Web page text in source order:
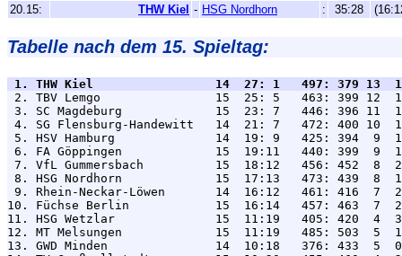
20.15:
THW Kiel - HSG Nordhorn : 35:28
Tabelle nach dem 15. Spieltag:
1. THW Kiel                 14  27: 1   497: 379 13
2. TBV Lemgo                15  25: 5   463: 399 12
3. SC Magdeburg             15  23: 7   446: 396 11
4. SG Flensburg-Handewitt   14  21: 7   472: 400 10
5. HSV Hamburg              14  19: 9   425: 394  9
6. FA Göppingen             15  19:11   440: 399  9
7. VfL Gummersbach          15  18:12   456: 452  8
8. HSG Nordhorn             15  17:13   473: 439  8
9. Rhein-Neckar-Löwen       14  16:12   461: 416  7
10. Füchse Berlin            15  16:14   457: 463  7
11. HSG Wetzlar              15  11:19   405: 420  4
12. MT Melsungen             15  11:19   485: 503  5
13. GWD Minden               14  10:18   376: 433  5